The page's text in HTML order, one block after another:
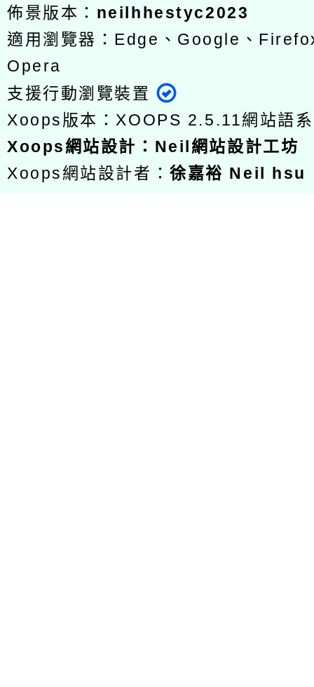
佈景版本： neilhhestyc2023
適用瀏覽器：Edge、Google、
Opera
支援行動瀏覽裝置
Xoops版本： XOOPS 2.5.11網站語
Xoops網站設計 ： Neil網站設計工坊
Xoops網站設計者：徐嘉裕 Neil hsu